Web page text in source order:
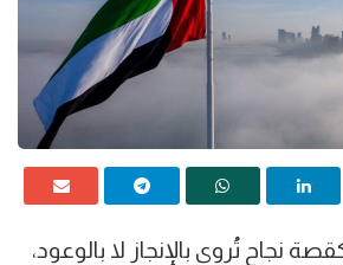
نجاح تُروى بالإنجاز لا بالوعود،